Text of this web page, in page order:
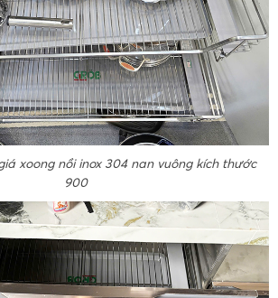
xoong nồi inox 304 nan vuông kích thước
900